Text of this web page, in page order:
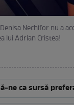
Nechifor nu a
lui Adrian Cristea!
ne ca sursă